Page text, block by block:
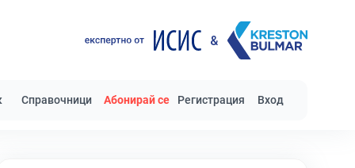
Справочници Абонирай се Регистрация Вход